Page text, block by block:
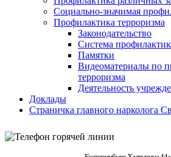
Социально-значимая
Профилактика терроризма
Законодательство
Система
Памятки
Видеоматериалы по
терроризма
Деятельность
Доклады
Страничка главного нарколога